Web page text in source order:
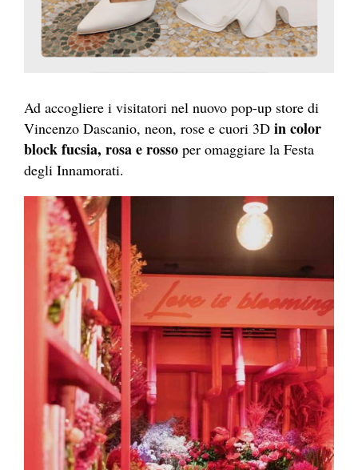
Ad accogliere i visitatori nel nuovo pop-up store di
Vincenzo Dascanio, neon, rose e cuori 3D in color
block fucsia, rosa e rosso per omaggiare la Festa
degli Innamorati.